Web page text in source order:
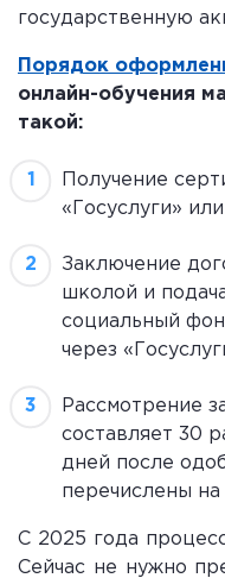
государственную
Порядок
онлайн-обучения
такой:
Получение
«Госуслуги»
Заключение
школой и
социальный
через
Рассмотрение
составляет 30
дней после
перечислены на
С 2025 года
Сейчас не нужно